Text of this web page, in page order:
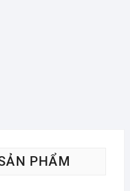
PHẨM